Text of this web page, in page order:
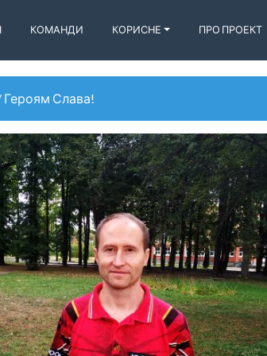
КОМАНДИ КОРИСНЕ ПРО ПРОЕКТ
Героям Слава!